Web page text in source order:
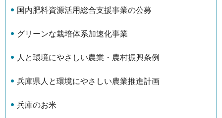
国内肥料資源活用総合支援事業の公募
グリーンな栽培体系加速化事業
人と環境にやさしい農業・農村振興条例
兵庫県人と環境にやさしい農業推進計画
兵庫のお米